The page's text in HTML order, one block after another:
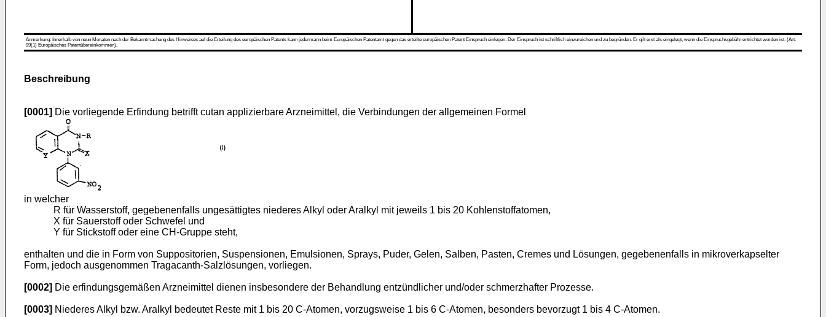
Anmerkung: Innerhalb von neun Monaten nach der Bekanntmachung des Hinweises auf die Erteilung des europäischen Patents kann jedermann beim Europäischen Patentamt gegen das erteilte europäischen Patent Einspruch einlegen. Der Einspruch ist schriftlich einzureichen und zu begründen. Er gilt erst als eingelegt, wenn die Einspruchsgebühr entrichtet worden ist. (Art.
99(1) Europäisches Patentübereinkommen).
Beschreibung
[0001] Die vorliegende Erfindung betrifft cutan applizierbare Arzneimittel, die Verbindungen der allgemeinen Formel
in welcher
R für Wasserstoff, gegebenenfalls ungesättigtes niederes Alkyl oder Aralkyl mit jeweils 1 bis 20 Kohlenstoffatomen,
X für Sauerstoff oder Schwefel und
Y für Stickstoff oder eine CH-Gruppe steht,
enthalten und die in Form von Suppositorien, Suspensionen, Emulsionen, Sprays, Puder, Gelen, Salben, Pasten, Cremes und Lösungen, gegebenenfalls in mikroverkapselter
Form, jedoch ausgenommen Tragacanth-Salzlösungen, vorliegen.
[0002] Die erfindungsgemäßen Arzneimittel dienen insbesondere der Behandlung entzündlicher und/oder schmerzhafter Prozesse.
[0003] Niederes Alkyl bzw. Aralkyl bedeutet Reste mit 1 bis 20 C-Atomen, vorzugsweise 1 bis 6 C-Atomen, besonders bevorzugt 1 bis 4 C-Atomen.